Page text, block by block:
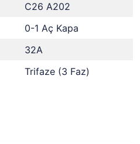
C26 A202
0-1 Aç Kapa
32A
Trifaze (3 Faz)